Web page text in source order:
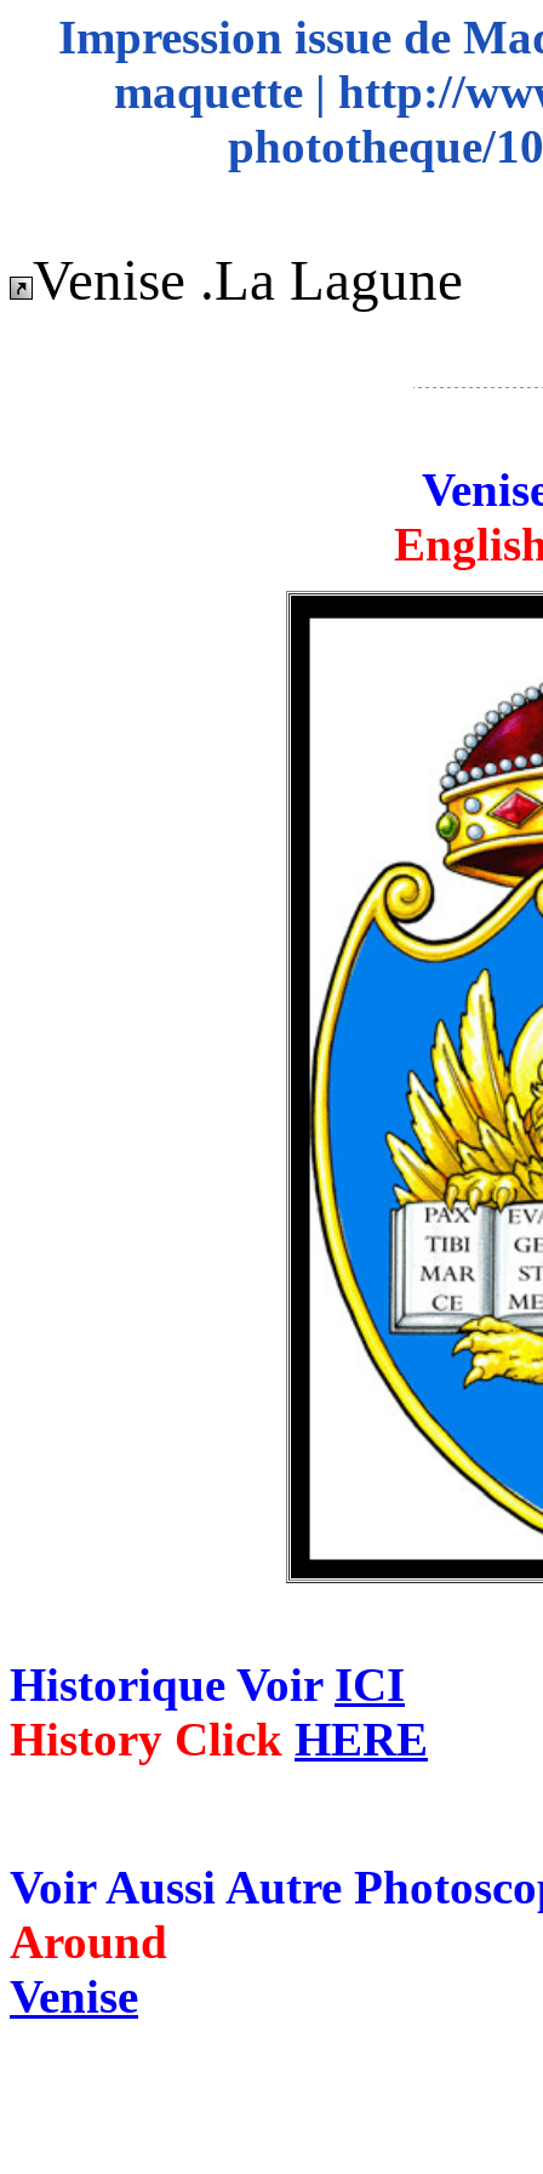
Impression issue de
maquette | http://
phototheque/
Venise .La Lagune
Historique Voir ICI
History Click HERE
Voir Aussi Autre
Around
Venise